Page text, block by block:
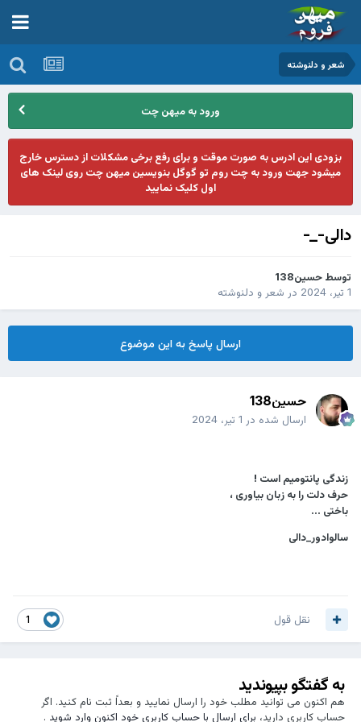
شعر و دلنوشته
ورود به میهن چت
بزودی این ادرس به صورت موقت و برای رفع برخی مشکلات از دسترس خارج
میشود جهت ورود به چت روم تو گوگل بنویسین میهن چت روی لینک های
اول کلیک نمایید
دالی-_-
توسط حسین138
در شعر و دلنوشته
ارسال پاسخ به این موضوع
حسین138
ارسال شده در
زندگی پانتومیم است !
حرف دلت را به زبان بیاوری ،
باختی ...
سالوادور_دالی
نقل قول
به گفتگو بپیوندید
هم اکنون می توانید مطلب خود را ارسال نمایید و بعداً ثبت نام کنید. اگر
حساب کاربری دارید، برای ارسال با حساب کاربری خود اکنون وارد شوید.